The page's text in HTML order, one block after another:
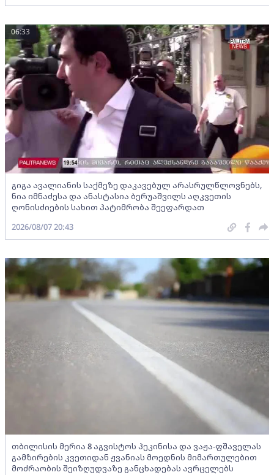
გიგა ავალიანის საქმეზე დაკავებულ არასრულწლოვნებს,
ნია იმნაძესა და ანასტასია ბერუაშვილს აღკვეთის
ღონისძიების სახით პატიმრობა შეეფარდათ
06:33
2026/08/07 20:43
თბილისის მერია 8 აგვისტოს პეკინისა და ვაჟა-ფშაველას
გამზირების კვეთიდან ჟვანიას მოედნის მიმართულებით
მოძრაობის შეიზღუდვაზე განცხადებას ავრცელებს